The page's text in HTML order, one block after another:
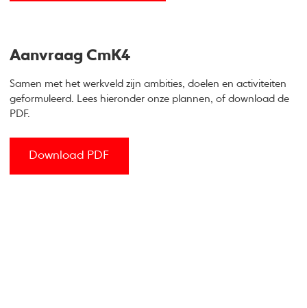
Aanvraag CmK4
Samen met het werkveld zijn ambities, doelen en activiteiten
geformuleerd. Lees hieronder onze plannen, of download de
PDF.
Download PDF